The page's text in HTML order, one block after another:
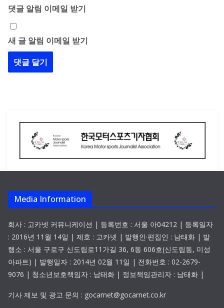
댓글 알림 이메일 받기
새 글 알림 이메일 받기
Media Information
회사 : 고카넷 커뮤니케이션 | 등록번호 : 서울 아04212 | 등록일자
: 2016년 11월 14일 | 제호 : 고카넷 | 발행인·편집인 : 남태화 | 발
행소 : 서울 구로구 신도림로11가길 36, 6동 606호(신도림동, 미성
아파트) | 발행일자 : 2014년 02월 11일 | 전화번호 : 02-2679-
9076 | 청소년보호책임자 : 남태화 | 정보책임관리자 : 남태화 |
기사 제보 및 광고 문의 : gocarnet@gocarnet.co.kr